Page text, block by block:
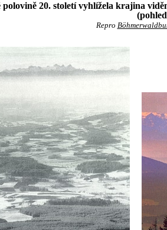
polovině 20. století vyhlížela krajina
Repro